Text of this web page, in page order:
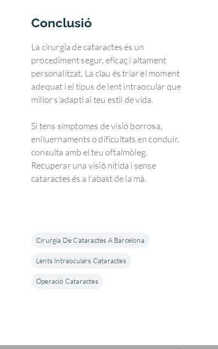
Conclusió
La cirurgia de cataractes és un
procediment segur, eficaç i altament
personalitzat. La clau és triar el moment
adequat i el tipus de lent intraocular que
millor s’adapti al teu estil de vida.
Si tens símptomes de visió borrosa,
enlluernaments o dificultats en conduir,
consulta amb el teu oftalmòleg.
Recuperar una visió nítida i sense
cataractes és a l’abast de la mà.
Cirurgia De Cataractes A Barcelona
Lents Intraoculars Cataractes
Operació Cataractes